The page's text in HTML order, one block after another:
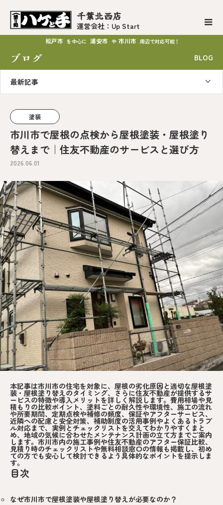
千葉北西店
運営会社：Up Start
松戸市 を中心に 浦安市 や 市川市 周辺で対応可能！
ブログ BLOG
最新記事
塗装
市川市で屋根の点検から屋根塗装・屋根塗り
替えまで｜住友不動産のサービスと選び方
2026.06.01
本記事は市川市の住宅を対象に、屋根の劣化原因と適切な屋根塗
装・屋根塗り替えのタイミング、さらに住友不動産が提供するサ
ービスの特徴や導入メリットを詳しく解説します。費用相場や見
積もりの比較ポイント、塗料ごとの耐久性や環境性、施工の流れ
や所要期間、定期点検や補修の頻度、保証やアフターサービス、
近隣への配慮と安全対策、補助制度の活用事例やよくあるトラブ
ル対応まで、実例とチェックリストを交えてわかりやすくまと
め、地域の気候に合わせたメンテナンス計画の立て方までご案内
します。市川市内の施工事例や住友不動産のアフター保証比較、
見積り時のチェックリストや無料相談窓口の情報も掲載し、初め
ての方でも安心して検討できるよう具体的なポイントを提示しま
す。
目次
なぜ市川市で屋根塗装や屋根塗り替えが必要なのか？